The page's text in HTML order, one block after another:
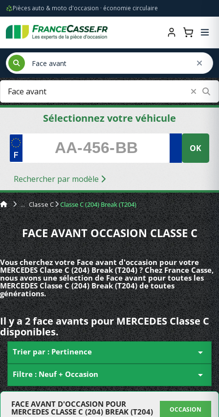
Pièces auto & moto d'occasion · économie circulaire
Sélectionnez votre véhicule
OK
Rechercher par modèle
Classe C Classe C (204) Break (T204)
FACE AVANT OCCASION CLASSE C
Vous cherchez votre Face avant d'occasion pour votre
MERCEDES Classe C (204) Break (T204) ? Chez France Casse,
nous avons une sélection de Face avant pour toutes les
MERCEDES Classe C (204) Break (T204) de toutes
générations.
Il y a 2 face avants pour MERCEDES Classe C
disponibles.
Trier par : Pertinence 
Filtre : Neuf + Occasion 
FACE AVANT D'OCCASION POUR
MERCEDES CLASSE C (204) BREAK (T204)
OCCASION